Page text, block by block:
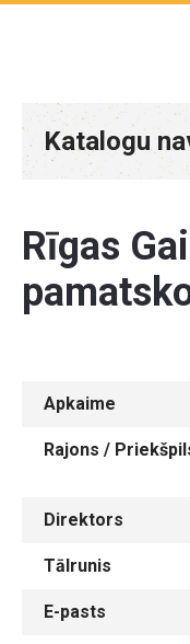
Katalogu
Rīgas
Apkaime
Rajons /
Direktors
Tālrunis
E-pasts